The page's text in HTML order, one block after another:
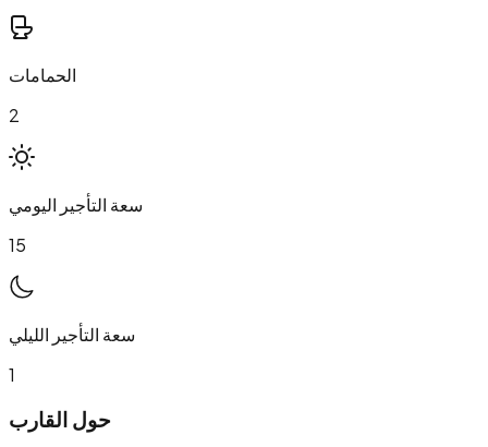
الحمامات
2
سعة التأجير اليومي
15
سعة التأجير الليلي
1
حول القارب